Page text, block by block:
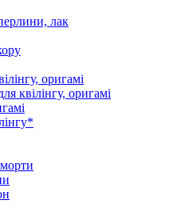
лак
оригамі
квілінгу, оригамі